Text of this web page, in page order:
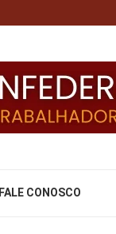
FALE CONOSCO